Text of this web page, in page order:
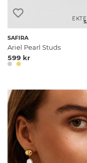
SAFIRA
Ariel Pearl Studs
599 kr